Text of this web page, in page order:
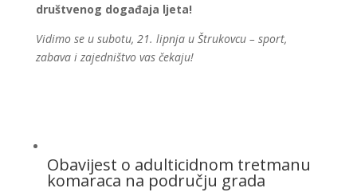
društvenog događaja ljeta!
Vidimo se u subotu, 21. lipnja u Štrukovcu – sport,
zabava i zajedništvo vas čekaju!
Obavijest o adulticidnom tretmanu
komaraca na području grada